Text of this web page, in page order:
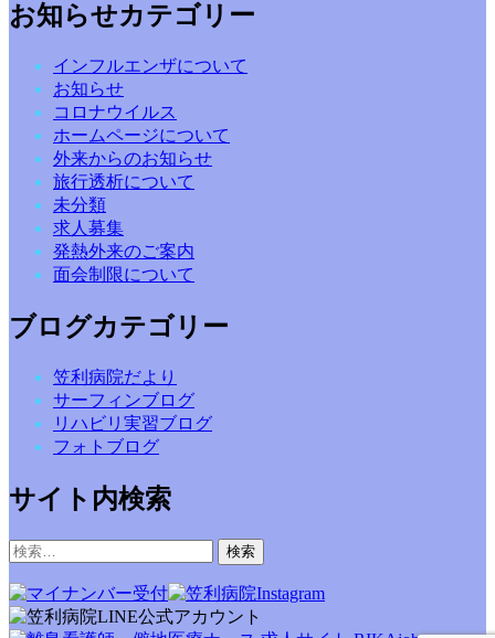
お知らせカテゴリー
インフルエンザについて
お知らせ
コロナウイルス
ホームページについて
外来からのお知らせ
旅行透析について
未分類
求人募集
発熱外来のご案内
面会制限について
ブログカテゴリー
笠利病院だより
サーフィンブログ
リハビリ実習ブログ
フォトブログ
サイト内検索
検